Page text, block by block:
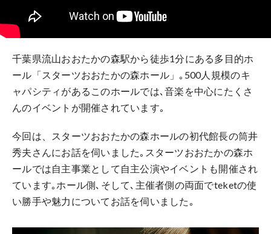
千葉県流山おおたかの森駅から徒歩1分にある多目的ホ
ール「スターツおおたかの森ホール」｡500人規模のキ
ャパシティがあるこのホールでは､音楽を中心にたくさ
んのイベントが開催されています｡
今回は、スターツおおたかの森ホールの初代館長の筒井
秀夫さんにお話を伺いました｡スターツおおたかの森ホ
ールでは自主事業として自主公演やイベントも開催され
ています｡ホール側､そして､主催者側の両面でteketの使
い勝手や魅力についてお話を伺いました｡